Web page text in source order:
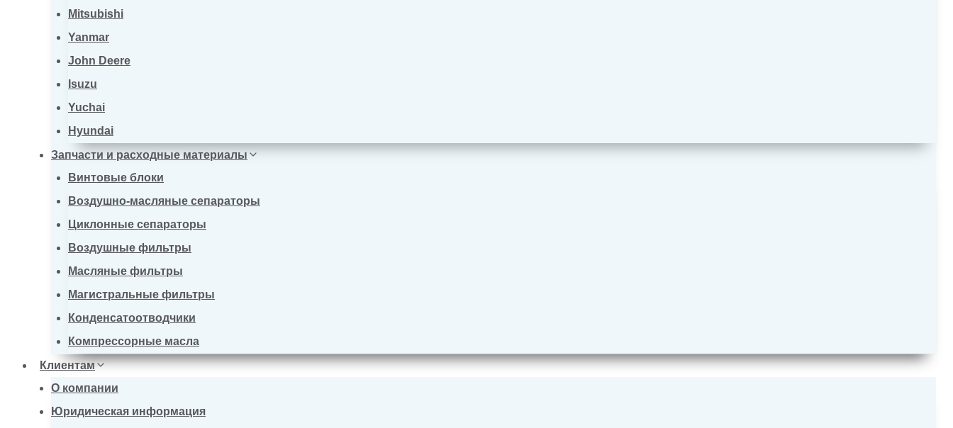
Mitsubishi
Yanmar
John Deere
Isuzu
Yuchai
Hyundai
Запчасти и расходные материалы
Винтовые блоки
Воздушно-масляные сепараторы
Циклонные сепараторы
Воздушные фильтры
Масляные фильтры
Магистральные фильтры
Конденсатоотводчики
Компрессорные масла
Клиентам
О компании
Юридическая информация